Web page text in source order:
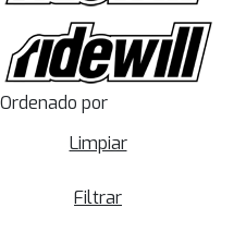
Ordenado por
Limpiar
Filtrar